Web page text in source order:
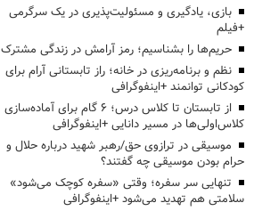
بازی، یادگیری و مسئولیت‌پذیری در یک سرگرمی
+فیلم
حریم‌ها را بشناسیم؛ رمز آرامش در زندگی مشترک
نظم و برنامه‌ریزی در خانه؛ راز تابستانی آرام برای
کودکانی توانمند +اینفوگرافی
از تابستان تا کلاس درس؛ ۶ گام برای آماده‌سازی
کلاس‌اولی‌ها در مسیر دانایی +اینفوگرافی
موسیقی در ترازوی حق/رهبر شهید درباره حلال و
حرام بودن موسیقی چه گفتند؟
تنهایی سر سفره؛ وقتی «سفره کوچک می‌شود»
سلامتی هم تهدید می‌شود +اینفوگرافی